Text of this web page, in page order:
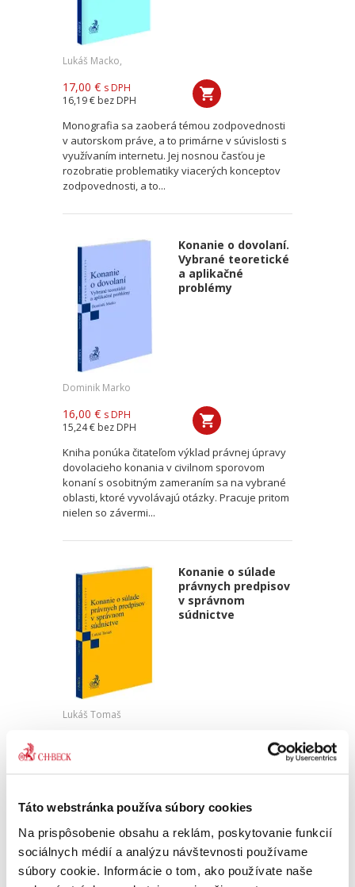
Táto webstránka používa súbory cookies
Na prispôsobenie obsahu a reklám, poskytovanie funkcií
sociálnych médií a analýzu návštevnosti používame
súbory cookie. Informácie o tom, ako používate naše
Lukáš Macko,
17,00 € s DPH
16,19 € bez DPH
Monografia sa zaoberá témou zodpovednosti
v autorskom práve, a to primárne v súvislosti s
využívaním internetu. Jej nosnou časťou je
rozobratie problematiky viacerých konceptov
zodpovednosti, a to...
Konanie o dovolaní.
Vybrané teoretické
a aplikačné
problémy
Dominik Marko
16,00 € s DPH
15,24 € bez DPH
Kniha ponúka čitateľom výklad právnej úpravy
dovolacieho konania v civilnom sporovom
konaní s osobitným zameraním sa na vybrané
oblasti, ktoré vyvolávajú otázky. Pracuje pritom
nielen so závermi...
Konanie o súlade
právnych predpisov
v správnom
súdnictve
Lukáš Tomaš
23,81 €
Predkladaná publikácia sa venuje prieskumu
dominantným cieľom je analýza poznatkov o
správnymi súdmi, vecné...